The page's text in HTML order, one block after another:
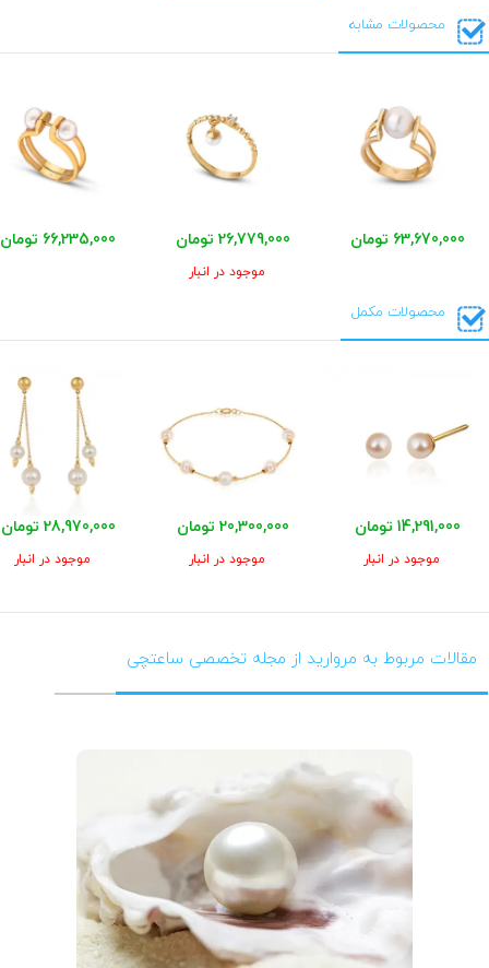
محصولات مشابه
63,670,000 تومان 26,779,000 تومان
موجود در انبار
66,235,000 تومان
محصولات مکمل
14,291,000 تومان
موجود در انبار
20,300,000 تومان
موجود در انبار
28,970,000 تومان
موجود در انبار
مقالات مربوط به مروارید از مجله تخصصی ساعتچی